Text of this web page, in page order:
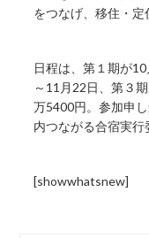
をつなげ、移住・定
日程は、第１期が
～11月22日、第３
万5400円。参加申
内つながる合宿実行
[showwhatsnew]